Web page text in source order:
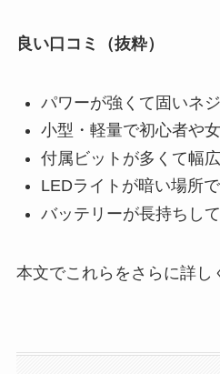
良い口コミ（抜粋）
パワーが強くて固いネ
小型・軽量で初心者や
付属ビットが多くて幅
LEDライトが暗い場所
バッテリーが長持ちし
本文でこれらをさらに詳し